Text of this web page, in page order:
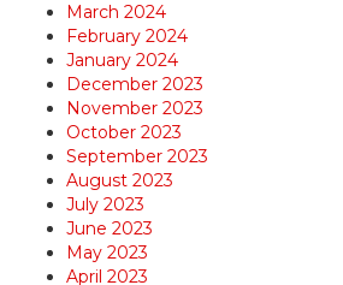
March 2024
February 2024
January 2024
December 2023
November 2023
October 2023
September 2023
August 2023
July 2023
June 2023
May 2023
April 2023